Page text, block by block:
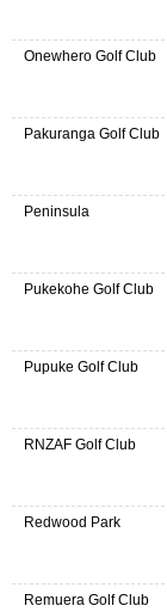
Onewhero Golf Club
Pakuranga Golf Club
Peninsula
Pukekohe Golf Club
Pupuke Golf Club
RNZAF Golf Club
Redwood Park
Remuera Golf Club